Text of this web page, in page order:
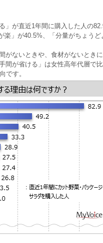
」が直近1年間に購入した人の
」が40.5%、「分量がちょうど
がないときや、食材がないときに
間が省ける」は女性高年代層で
です。